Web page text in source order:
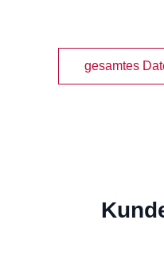
gesamtes